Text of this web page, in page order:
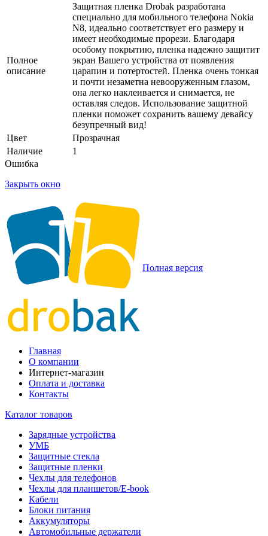
Полное
описание
Защитная пленка Drobak разработана
специально для мобильного телефона Nokia
N8, идеально соответствует его размеру и
имеет необходимые прорези. Благодаря
особому покрытию, пленка надежно защитит
экран Вашего устройства от появления
царапин и потертостей. Пленка очень тонкая
и почти незаметна невооруженным глазом,
она легко наклеивается и снимается, не
оставляя следов. Использование защитной
пленки поможет сохранить вашему девайсу
безупречный вид!
Цвет
Прозрачная
Наличие
1
Ошибка
Закрыть окно
Полная версия
Главная
О компании
Интернет-магазин
Оплата и доставка
Контакты
Каталог товаров
Зарядные устройства
УМБ
Защитные стекла
Защитные пленки
Чехлы для телефонов
Чехлы для планшетов/E-book
Кабели
Блоки питания
Аккумуляторы
Автомобильные держатели